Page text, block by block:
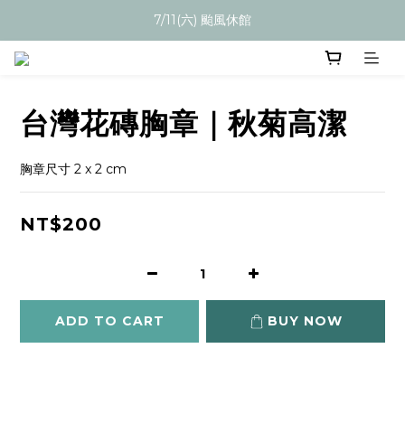
7/11(六) 颱風休館
台灣花磚胸章｜秋菊高潔
胸章尺寸 2 x 2 cm
NT$200
ADD TO CART BUY NOW